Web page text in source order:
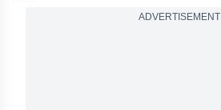
ADVERTISEMENT